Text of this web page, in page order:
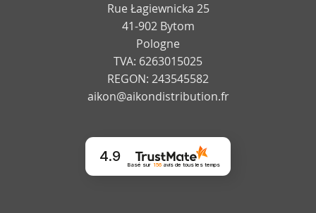
Rue Łagiewnicka 25
41-902 Bytom
Pologne
TVA: 6263015025
REGON: 243545582
aikon@aikondistribution.fr
4.9
Basé sur 156avis de tous les temps